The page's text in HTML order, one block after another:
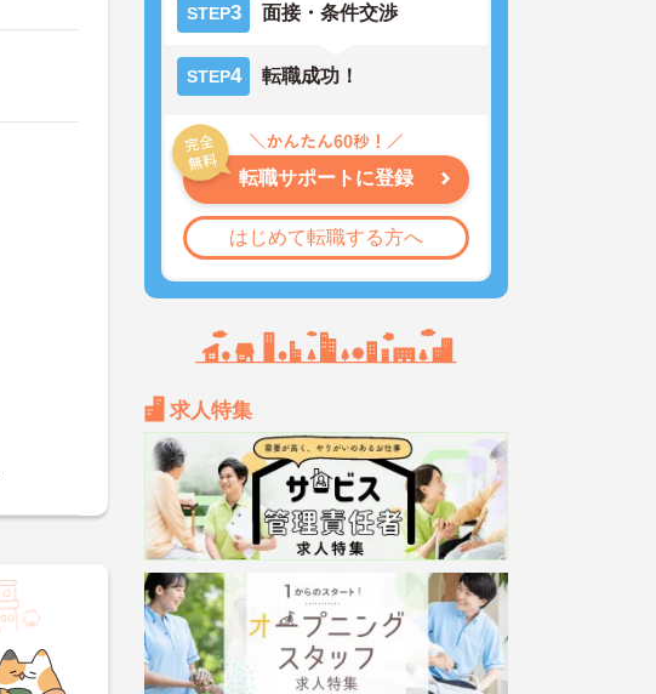
STEP3 面接・条件交渉
STEP4 転職成功！
転職サポートに登録
はじめて転職する方へ
求人特集